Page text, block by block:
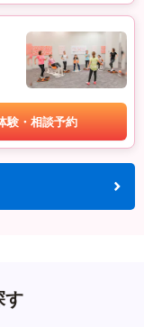
験・相談予約
す